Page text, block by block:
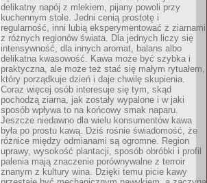
delikatny napój z mlekiem, pijany powoli przy
kuchennym stole. Jedni cenią prostotę i
regularność, inni lubią eksperymentować z ziarnami
z różnych regionów świata. Dla jednych liczy się
intensywność, dla innych aromat, balans albo
delikatna kwasowość. Kawa może być szybka i
praktyczna, ale może też stać się małym rytuałem,
który porządkuje dzień i daje chwilę skupienia.
Coraz więcej osób interesuje się tym, skąd
pochodzą ziarna, jak zostały wypalone i w jaki
sposób wpływa to na końcowy smak naparu.
Jeszcze niedawno dla wielu konsumentów kawa
była po prostu kawą. Dziś rośnie świadomość, że
różnice między odmianami są ogromne. Region
uprawy, wysokość plantacji, sposób obróbki i profil
palenia mają znaczenie porównywalne z terroir
znanym z kultury wina. Dzięki temu picie kawy